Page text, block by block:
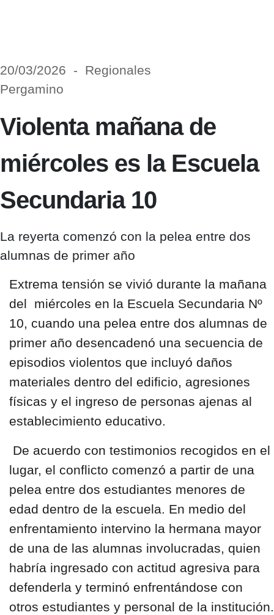
20/03/2026 - Regionales
Pergamino
Violenta mañana de
miércoles es la Escuela
Secundaria 10
La reyerta comenzó con la pelea entre dos
alumnas de primer año
Extrema tensión se vivió durante la mañana
del miércoles en la Escuela Secundaria Nº
10, cuando una pelea entre dos alumnas de
primer año desencadenó una secuencia de
episodios violentos que incluyó daños
materiales dentro del edificio, agresiones
físicas y el ingreso de personas ajenas al
establecimiento educativo.
De acuerdo con testimonios recogidos en el
lugar, el conflicto comenzó a partir de una
pelea entre dos estudiantes menores de
edad dentro de la escuela. En medio del
enfrentamiento intervino la hermana mayor
de una de las alumnas involucradas, quien
habría ingresado con actitud agresiva para
defenderla y terminó enfrentándose con
otros estudiantes y personal de la institución.